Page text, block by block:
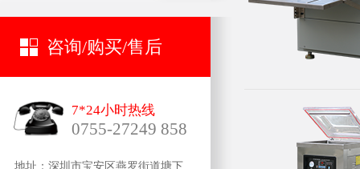
咨询/购买/售后
7*24小时热线
0755-27249 858
地址：深圳市宝安区燕罗街道塘下